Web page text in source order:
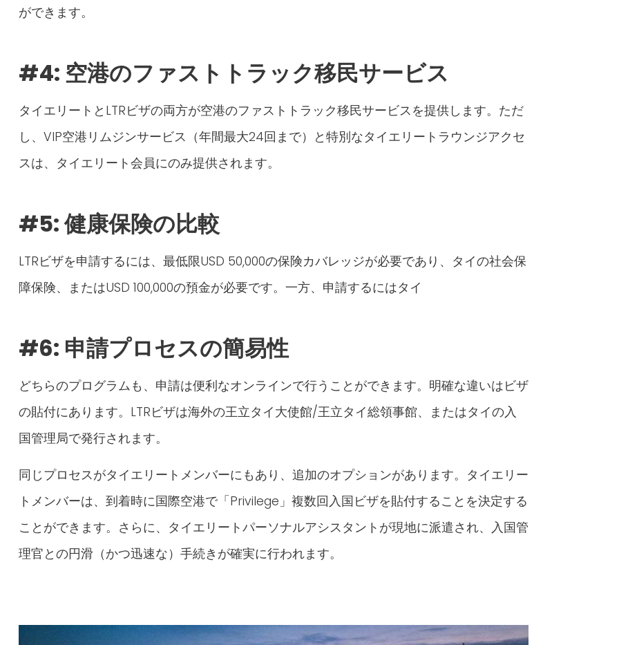
ができます。
#4: 空港のファストトラック移民サービス
タイエリートとLTRビザの両方が空港のファストトラック移民サービスを提供します。ただ
し、VIP空港リムジンサービス（年間最大24回まで）と特別なタイエリートラウンジアクセ
スは、タイエリート会員にのみ提供されます。
#5: 健康保険の比較
LTRビザを申請するには、最低限USD 50,000の保険カバレッジが必要であり、タイの社会保
障保険、またはUSD 100,000の預金が必要です。一方、申請するにはタイ
#6: 申請プロセスの簡易性
どちらのプログラムも、申請は便利なオンラインで行うことができます。明確な違いはビザ
の貼付にあります。LTRビザは海外の王立タイ大使館/王立タイ総領事館、またはタイの入
国管理局で発行されます。
同じプロセスがタイエリートメンバーにもあり、追加のオプションがあります。タイエリー
トメンバーは、到着時に国際空港で「Privilege」複数回入国ビザを貼付することを決定する
ことができます。さらに、タイエリートパーソナルアシスタントが現地に派遣され、入国管
理官との円滑（かつ迅速な）手続きが確実に行われます。